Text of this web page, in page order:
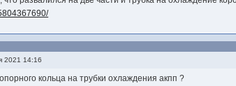
2021 14:16
кольца на трубки охлаждения акпп ?